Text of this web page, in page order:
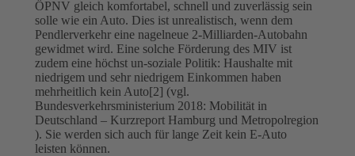
ÖPNV gleich komfortabel, schnell und zuverlässig sein
solle wie ein Auto. Dies ist unrealistisch, wenn dem
Pendlerverkehr eine nagelneue 2-Milliarden-Autobahn
gewidmet wird. Eine solche Förderung des MIV ist
zudem eine höchst un-soziale Politik: Haushalte mit
niedrigem und sehr niedrigem Einkommen haben
mehrheitlich kein Auto[2] (vgl.
Bundesverkehrsministerium 2018: Mobilität in
Deutschland – Kurzreport Hamburg und Metropolregion
). Sie werden sich auch für lange Zeit kein E-Auto
leisten können.